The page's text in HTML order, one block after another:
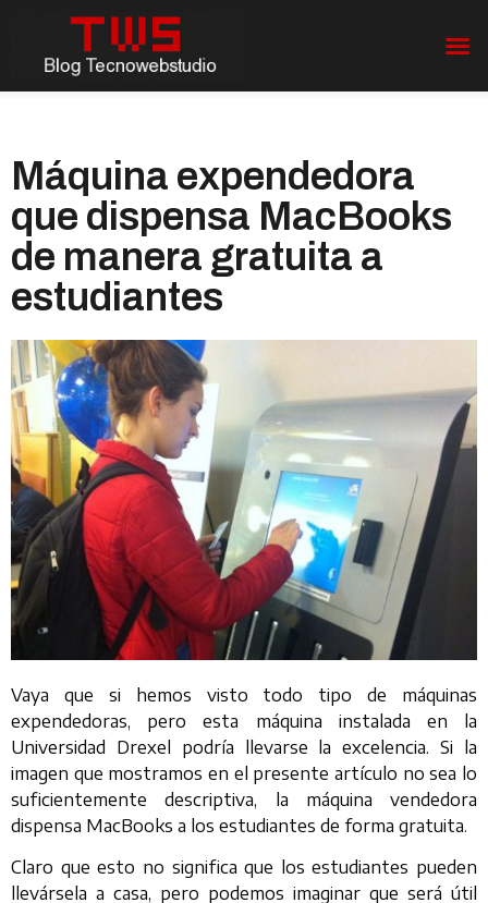
Máquina expendedora
que dispensa MacBooks
de manera gratuita a
estudiantes
Vaya que si hemos visto todo tipo de máquinas
expendedoras, pero esta máquina instalada en la
Universidad Drexel podría llevarse la excelencia. Si la
imagen que mostramos en el presente artículo no sea lo
suficientemente descriptiva, la máquina vendedora
dispensa MacBooks a los estudiantes de forma gratuita.
Claro que esto no significa que los estudiantes pueden
llevársela a casa, pero podemos imaginar que será útil